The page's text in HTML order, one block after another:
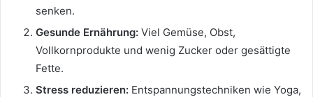
senken.
Gesunde Ernährung: Viel Gemüse, Obst,
Vollkornprodukte und wenig Zucker oder gesättigte
Fette.
Stress reduzieren: Entspannungstechniken wie Yoga,